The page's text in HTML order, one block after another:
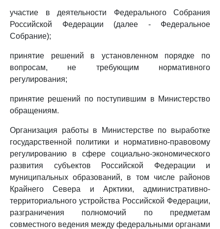
участие в деятельности Федерального Собрания
Российской Федерации (далее - Федеральное
Собрание);
принятие решений в установленном порядке по
вопросам, не требующим нормативного
регулирования;
принятие решений по поступившим в Министерство
обращениям.
Организация работы в Министерстве по выработке
государственной политики и нормативно-правовому
регулированию в сфере социально-экономического
развития субъектов Российской Федерации и
муниципальных образований, в том числе районов
Крайнего Севера и Арктики, административно-
территориального устройства Российской Федерации,
разграничения полномочий по предметам
совместного ведения между федеральными органами